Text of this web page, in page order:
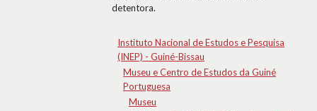
detentora.
Instituto Nacional de Estudos e Pesquisa
(INEP) - Guiné-Bissau
Museu e Centro de Estudos da Guiné
Portuguesa
Museu